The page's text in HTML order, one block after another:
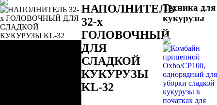
НАПОЛНИТЕЛЬ
32-х
ГОЛОВОЧНЫЙ
ДЛЯ
СЛАДКОЙ
КУКУРУЗЫ
KL-32
Техника для
кукурузы